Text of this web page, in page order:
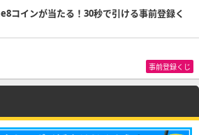
コインが当たる！30秒で引ける事前登録く
事前登録くじ